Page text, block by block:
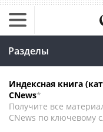
Разделы
Индексная книга
CNews*
Получите все
CNews по ключевому